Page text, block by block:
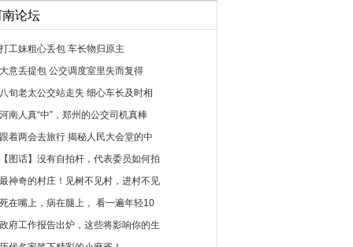
南论坛
打工妹粗心丢包 车长物归原主
大意丢提包 公交调度室里失而复得
八旬老太公交站走失 细心车长及时相
河南人真“中”，郑州的公交司机真棒
跟着两会去旅行 揭秘人民大会堂的中
【图话】没有自拍杆，代表委员如何拍
最神奇的村庄！见树不见村，进村不见
死在嘴上，病在腿上， 看一遍年轻10
政府工作报告出炉，这些将影响你的生